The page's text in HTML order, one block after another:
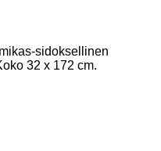
sidoksellinen
32 x 172 cm.